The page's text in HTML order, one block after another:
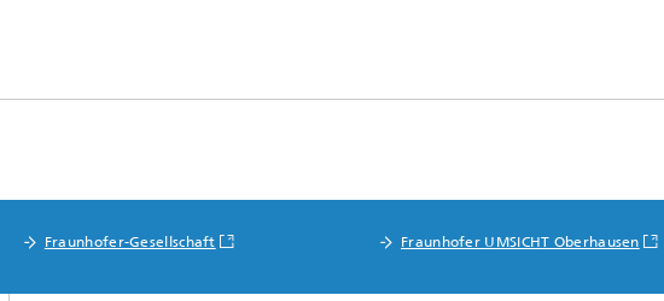
Fraunhofer-Gesellschaft Fraunhofer UMSICHT Oberhausen